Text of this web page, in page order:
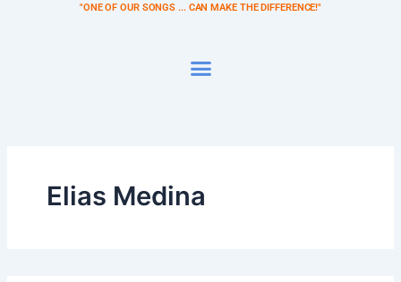
"ONE OF OUR SONGS ... CAN MAKE THE DIFFERENCE!"
Elias Medina